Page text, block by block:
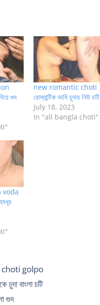
গুদ
new romantic choti
রোম্যান্টিক ভাবি চুদার নিউ চটি
July 18, 2023
In "all bangla choti"
voda
golpo
চুদা বাংলা চটি
গুদ